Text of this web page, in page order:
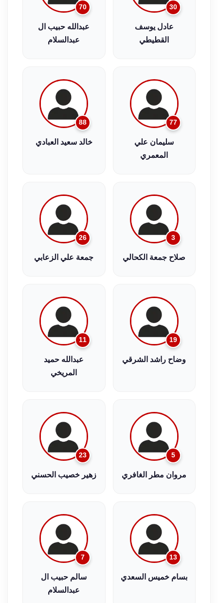
30
عادل يوسف
القطيطي
70
عبدالله حبيب ال
عبدالسلام
77
سليمان علي
المعمري
88
خالد سعيد العبادي
3
صلاح جمعة الكحالي
26
جمعة علي الزعابي
19
وضاح راشد الشرقي
11
عبدالله حميد
المريخي
5
مروان مطر الغافري
23
زهير خصيب الحسني
13
بسام خميس السعدي
7
سالم حبيب ال
عبدالسلام